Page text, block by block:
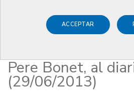
ACCEPTAR
1 DE JULIOL DE 2013
Article del
Junta Comarcal
Pere Bonet, al
(29/06/2013)